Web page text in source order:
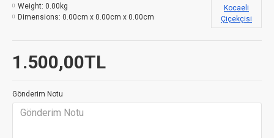
1.500,00TL
Weight: 0.00kg
Dimensions: 0.00cm x 0.00cm x 0.00cm
Kocaeli
Çiçekçisi
Gönderim Notu